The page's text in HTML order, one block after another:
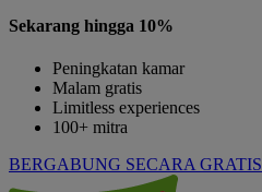
Sekarang hingga 10%
Peningkatan kamar
Malam gratis
Limitless experiences
100+ mitra
BERGABUNG SECARA GRATIS